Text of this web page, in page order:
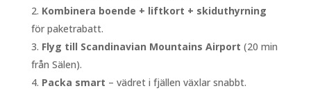
Kombinera boende + liftkort + skiduthyrning
för paketrabatt.
Flyg till Scandinavian Mountains Airport (20 min
från Sälen).
Packa smart – vädret i fjällen växlar snabbt.